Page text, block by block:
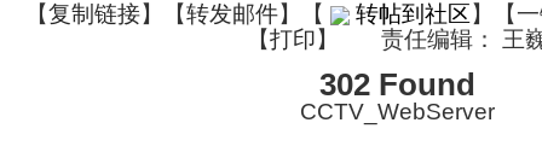
【复制链接】【转发邮件】 【 转帖到社区】【
【打印】 责任编辑： 王
302 Found
CCTV_WebServer